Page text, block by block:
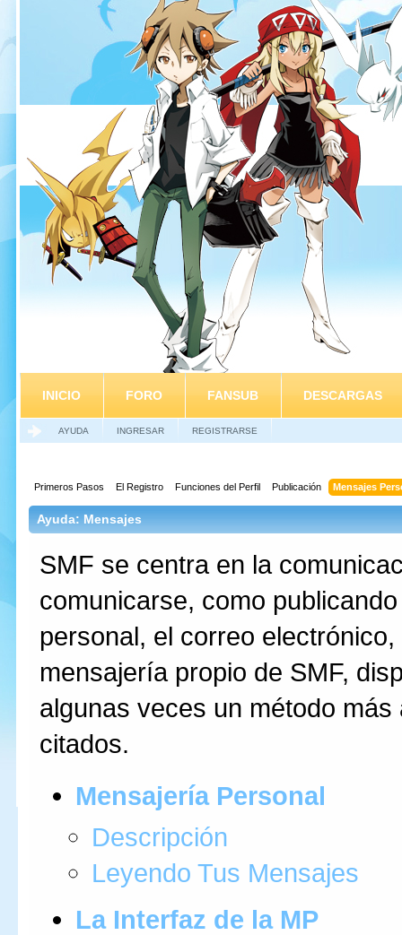
INICIO FORO FANSUB DESCARGAS
AYUDA INGRESAR REGISTRARSE
Primeros Pasos El Registro Funciones del Perfil Publicación Mensajes
Ayuda: Mensajes
SMF se centra en la
comunicarse, como
personal, el correo
mensajería propio de SMF,
algunas veces un método
citados.
Mensajería Personal
Descripción
Leyendo Tus Mensajes
La Interfaz de la MP